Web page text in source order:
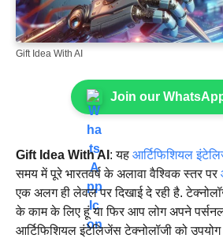
Gift Idea With AI
Join our
Gift Idea With AI : यह आर्टिफिशियल
समय में पूरे भारतवर्ष के अलावा वैश्विक स्तर पर
एक अलग ही लेवल पर दिखाई दे रही है.
के काम के लिए हूं या फिर आप लोग अपने
आर्टिफिशियल इंटेलिजेंस टेक्नोलॉजी को